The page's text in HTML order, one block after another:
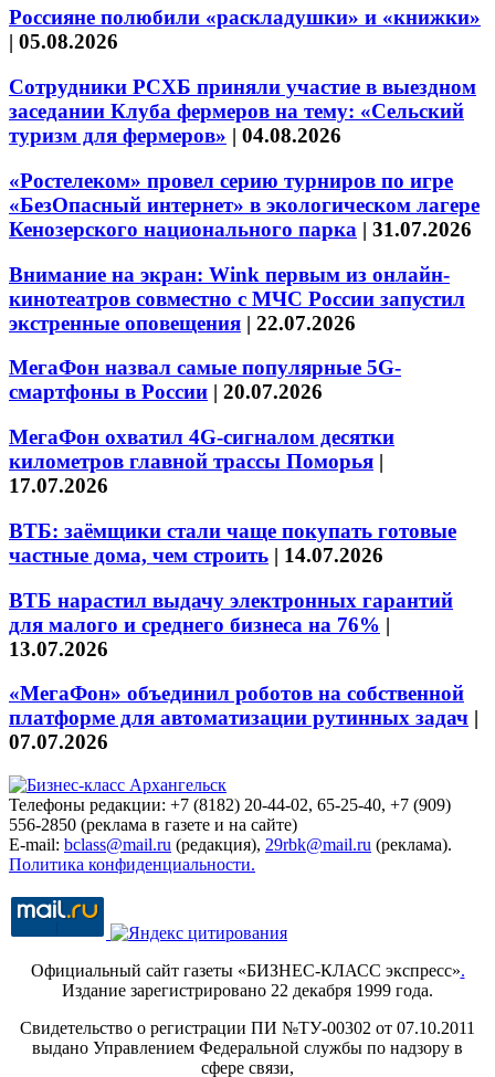
Россияне полюбили «раскладушки» и «книжки»
| 05.08.2026
Сотрудники РСХБ приняли участие в выездном
заседании Клуба фермеров на тему: «Сельский
туризм для фермеров» | 04.08.2026
«Ростелеком» провел серию турниров по игре
«БезОпасный интернет» в экологическом лагере
Кенозерского национального парка | 31.07.2026
Внимание на экран: Wink первым из онлайн-
кинотеатров совместно с МЧС России запустил
экстренные оповещения | 22.07.2026
МегаФон назвал самые популярные 5G-
смартфоны в России | 20.07.2026
МегаФон охватил 4G-сигналом десятки
километров главной трассы Поморья |
17.07.2026
ВТБ: заёмщики стали чаще покупать готовые
частные дома, чем строить | 14.07.2026
ВТБ нарастил выдачу электронных гарантий
для малого и среднего бизнеса на 76% |
13.07.2026
«МегаФон» объединил роботов на собственной
платформе для автоматизации рутинных задач |
07.07.2026
Телефоны редакции: +7 (8182) 20-44-02, 65-25-40, +7 (909)
556-2850 (реклама в газете и на сайте)
E-mail: bclass@mail.ru (редакция), 29rbk@mail.ru (реклама).
Политика конфиденциальности.
Официальный сайт газеты «БИЗНЕС-КЛАСС экспресс».
Издание зарегистрировано 22 декабря 1999 года.
Свидетельство о регистрации ПИ №ТУ-00302 от 07.10.2011
выдано Управлением Федеральной службы по надзору в
сфере связи,